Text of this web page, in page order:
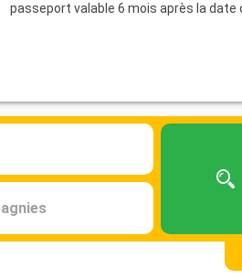
passeport valable 6 mois après la date